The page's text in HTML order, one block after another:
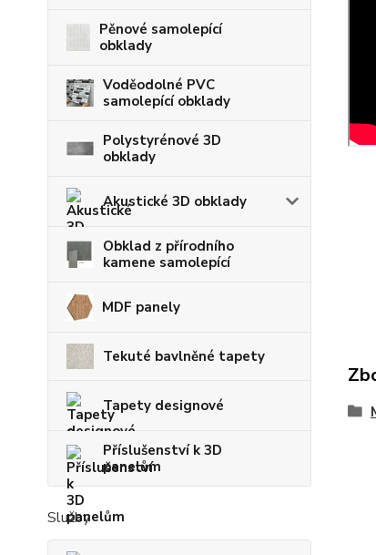
Pěnové samolepící
obklady
Voděodolné PVC
samolepící obklady
Polystyrénové 3D
obklady
Akustické 3D obklady
Obklad z přírodního
kamene samolepící
MDF panely
Tekuté bavlněné tapety
Tapety designové
Příslušenství k 3D
panelům
Služby